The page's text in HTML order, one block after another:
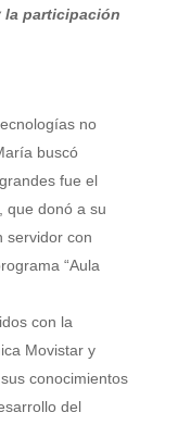
la participación
no
buscó
fue el
que donó a su
servidor con
“Aula
con la
Movistar y
conocimientos
del